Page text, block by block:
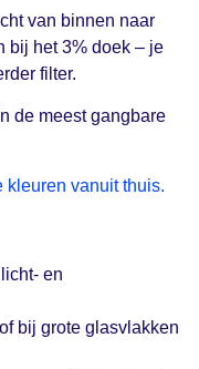
van binnen naar
bij het 3% doek – je
filter.
de meest gangbare
kleuren vanuit thuis.
en
bij grote glasvlakken